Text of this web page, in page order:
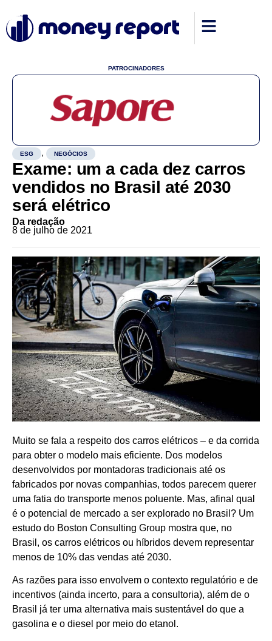
PATROCINADORES
ESG , NEGÓCIOS
Exame: um a cada dez carros
vendidos no Brasil até 2030
será elétrico
Da redação
8 de julho de 2021
Muito se fala a respeito dos carros elétricos – e da corrida
para obter o modelo mais eficiente. Dos modelos
desenvolvidos por montadoras tradicionais até os
fabricados por novas companhias, todos parecem querer
uma fatia do transporte menos poluente. Mas, afinal qual
é o potencial de mercado a ser explorado no Brasil? Um
estudo do Boston Consulting Group mostra que, no
Brasil, os carros elétricos ou híbridos devem representar
menos de 10% das vendas até 2030.
As razões para isso envolvem o contexto regulatório e de
incentivos (ainda incerto, para a consultoria), além de o
Brasil já ter uma alternativa mais sustentável do que a
gasolina e o diesel por meio do etanol.